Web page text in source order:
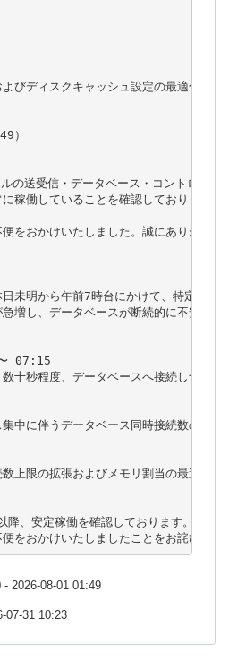
びディスクキャッシュ設定の最適化を実
）
の送受信・データベース・コントロール
稼働していることを確認しております。
をおかけいたしました。誠にありがとう
未明から午前7時台にかけて、特定サイ
増し、データベースが断続的に不安定
07:15
数十秒程度、データベースへ接続しづら
中に伴うデータベース同時接続数の急増
上限の拡張およびメモリ割当の最適化
安定稼働を確認しております。
- 2026-08-01 01:49
07-31 10:23